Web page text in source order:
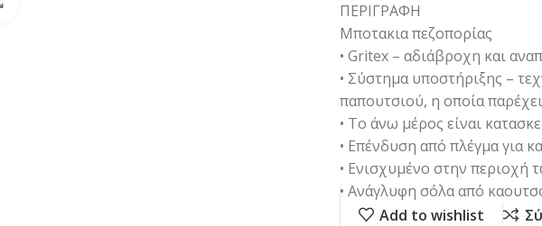
ΠΕΡΙΓΡΑΦΗ
Μποτακια πεζοπορίας
• Gritex – αδιάβροχη και
• Σύστημα υποστήριξης –
παπουτσιού, η οποία
• Το άνω μέρος είναι
• Επένδυση από πλέγμα για
• Ενισχυμένο στην περιοχή
• Ανάγλυφη σόλα από
Add to wishlist